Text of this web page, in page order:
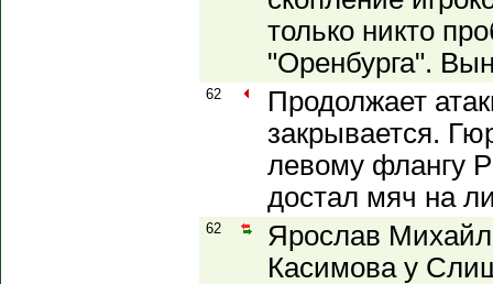
только никто
"Оренбурга".
62
Продолжает
закрывается.
левому флангу
достал мяч на
62
Ярослав
Касимова у